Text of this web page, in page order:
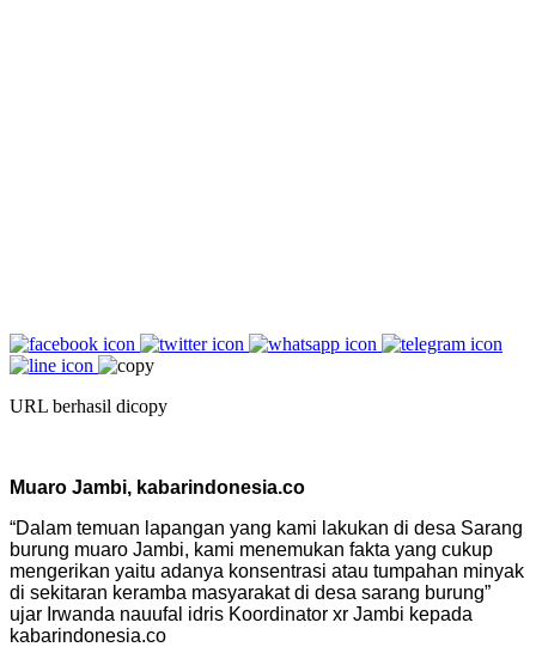
URL berhasil dicopy
Muaro Jambi, kabarindonesia.co
“Dalam temuan lapangan yang kami lakukan di desa Sarang
burung muaro Jambi, kami menemukan fakta yang cukup
mengerikan yaitu adanya konsentrasi atau tumpahan minyak
di sekitaran keramba masyarakat di desa sarang burung”
ujar Irwanda nauufal idris Koordinator xr Jambi kepada
kabarindonesia.co